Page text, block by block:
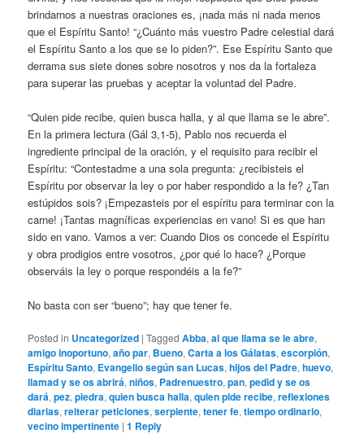
brindarnos a nuestras oraciones es, ¡nada más ni nada menos
que el Espíritu Santo! “¿Cuánto más vuestro Padre celestial dará
el Espíritu Santo a los que se lo piden?”. Ese Espíritu Santo que
derrama sus siete dones sobre nosotros y nos da la fortaleza
para superar las pruebas y aceptar la voluntad del Padre.
“Quien pide recibe, quien busca halla, y al que llama se le abre”.
En la primera lectura (Gál 3,1-5), Pablo nos recuerda el
ingrediente principal de la oración, y el requisito para recibir el
Espíritu: “Contestadme a una sola pregunta: ¿recibisteis el
Espíritu por observar la ley o por haber respondido a la fe? ¿Tan
estúpidos sois? ¡Empezasteis por el espíritu para terminar con la
carne! ¡Tantas magníficas experiencias en vano! Si es que han
sido en vano. Vamos a ver: Cuando Dios os concede el Espíritu
y obra prodigios entre vosotros, ¿por qué lo hace? ¿Porque
observáis la ley o porque respondéis a la fe?”
No basta con ser “bueno”; hay que tener fe.
Posted in Uncategorized |Tagged Abba,al que llama se le abre,
amigo inoportuno,año par, Bueno,Carta a los Gálatas,escorpión,
Espíritu Santo, Evangelio según san Lucas,hijos del Padre,huevo,
llamad y se os abrirá,niños, Padrenuestro,pan,pedid y se os
dará,pez,piedra,quien busca halla,quien pide recibe,reflexiones
diarias,reiterar peticiones,serpiente,tener fe,tiempo ordinario,
vecino impertinente |1 Reply